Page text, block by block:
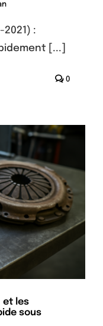
2021) :
[...]
0
et les
sous